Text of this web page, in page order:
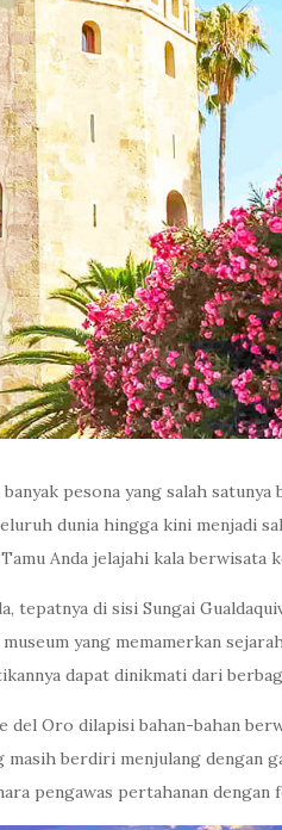
pesona yang salah
dunia hingga kini menjadi
Anda jelajahi kala berwisata
tepatnya di sisi Sungai
yang memamerkan
dapat dinikmati dari
del Oro dilapisi bahan-bahan
berdiri menjulang dengan
pengawas pertahanan dengan